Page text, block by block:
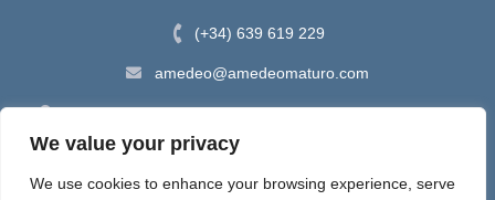
We value your privacy
We use cookies to enhance your browsing experience, serve
(+34) 639 619 229
amedeo@amedeomaturo.com
Av. Rambla Méndez Núnez, 12, Alicante 03002, España